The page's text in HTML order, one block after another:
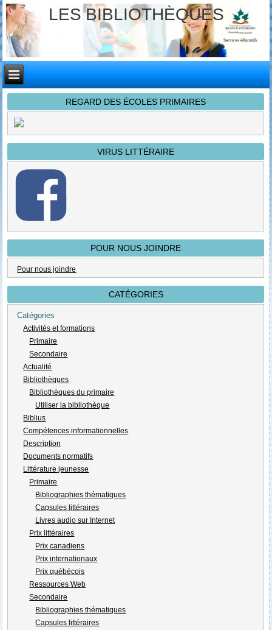
LES BIBLIOTHÈQUES
REGARD DES ÉCOLES PRIMAIRES
VIRUS LITTÉRAIRE
POUR NOUS JOINDRE
Pour nous joindre
CATÉGORIES
Catégories
Activités et formations
Primaire
Secondaire
Actualité
Bibliothèques
Bibliothèques du primaire
Utiliser la bibliothèque
Biblius
Compétences informationnelles
Description
Documents normatifs
Littérature jeunesse
Primaire
Bibliographies thématiques
Capsules littéraires
Livres audio sur Internet
Prix littéraires
Prix canadiens
Prix internationaux
Prix québécois
Ressources Web
Secondaire
Bibliographies thématiques
Capsules littéraires